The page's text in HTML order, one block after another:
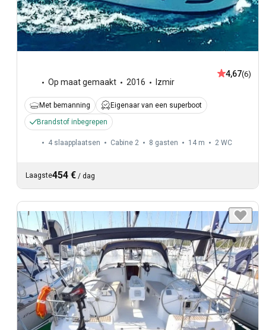
Op maat gemaakt 2016 Izmir
4,67(6)
Met bemanning
Eigenaar van een superboot
Brandstof inbegrepen
4 slaapplaatsen Cabine 2 8 gasten 14 m 2 WC
Laagste454 € / dag